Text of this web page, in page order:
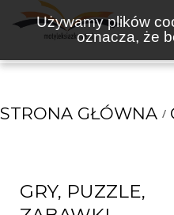
Używamy plików
oznacza, że
STRONA GŁÓWNA
GRY, PUZZLE,